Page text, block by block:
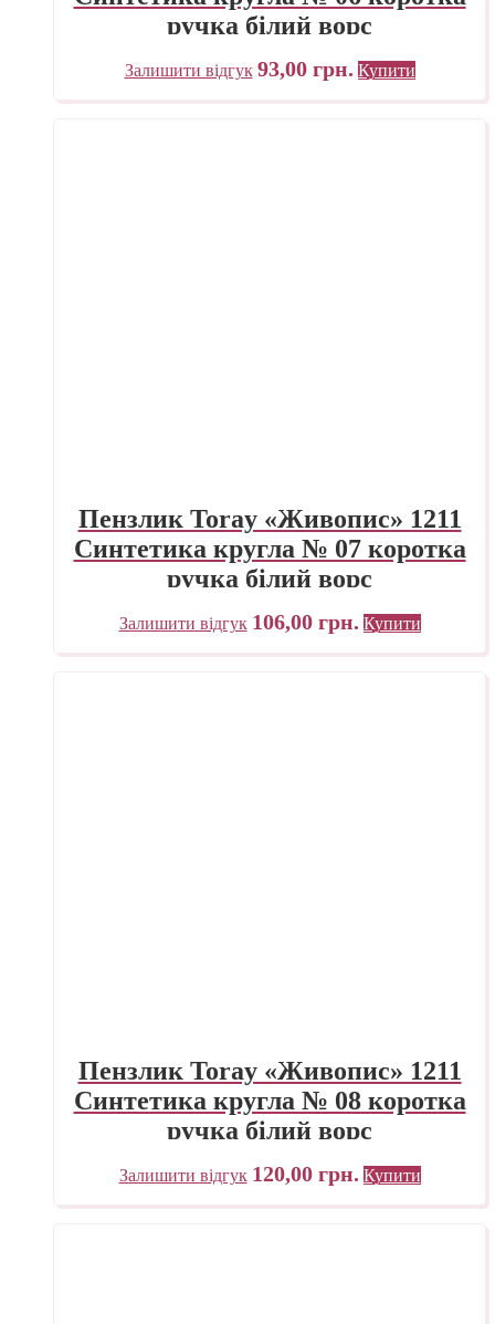
ручка білий ворс
Залишити відгук 93,00 грн. Купити
Пензлик Toray «Живопис» 1211
Синтетика кругла № 07 коротка
ручка білий ворс
Залишити відгук 106,00 грн. Купити
Пензлик Toray «Живопис» 1211
Синтетика кругла № 08 коротка
ручка білий ворс
Залишити відгук 120,00 грн. Купити